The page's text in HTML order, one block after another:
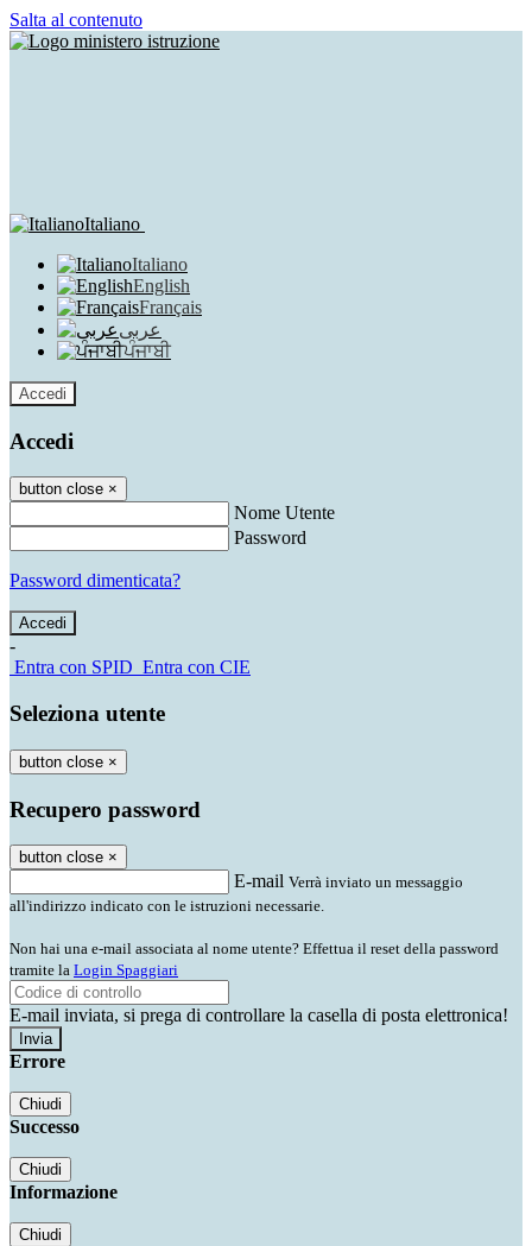
Salta al contenuto
Italiano
Italiano
English
Français
عربى
ਪੰਜਾਬੀ
Accedi
Accedi
button close ×
Nome Utente
Password
Password dimenticata?
-
Entra con SPID Entra con CIE
Seleziona utente
button close ×
Recupero password
button close ×
E-mail Verrà inviato un messaggio
all'indirizzo indicato con le istruzioni necessarie.
Non hai una e-mail associata al nome utente? Effettua il reset della password
tramite la Login Spaggiari
E-mail inviata, si prega di controllare la casella di posta elettronica!
Errore
Chiudi
Successo
Chiudi
Informazione
Chiudi